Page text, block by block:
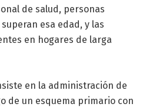
de salud, personas
esa edad, y las
en hogares de larga
en la administración de
de un esquema primario con